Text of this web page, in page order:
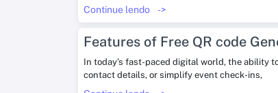
Continue lendo ->
Features of Free QR code
In today’s fast-paced digital world, the ability
contact details, or simplify event check-ins,